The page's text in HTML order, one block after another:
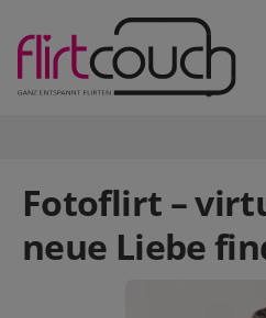
Fotoflirt –
neue Liebe